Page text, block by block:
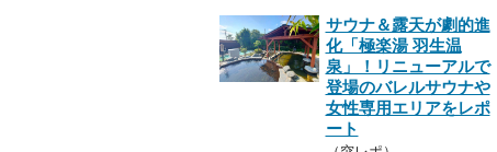
サウナ＆露天が劇的進
化「極楽湯 羽生温
泉」！リニューアルで
登場のバレルサウナや
女性専用エリアをレポ
ート